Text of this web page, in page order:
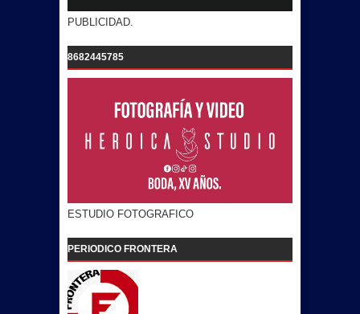
PUBLICIDAD.
8682445785
ESTUDIO FOTOGRAFICO
PERIODICO FRONTERA